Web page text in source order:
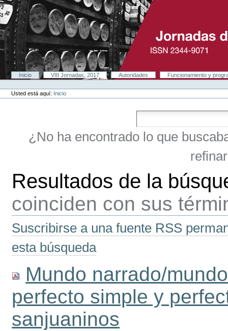
Cambiar
a
contenido.
|
Saltar
navegación
Secciones
Inicio VIII Jornadas, 2017 Autoridades
Funcionamiento y
Herramientas
Personales
Usted está aquí: Inicio
¿No ha encontrado lo que
Resultados de la
coinciden con sus
Suscribirse a una fuente RSS
esta búsqueda
Mundo narrado/
perfecto simple y
sanjuaninos